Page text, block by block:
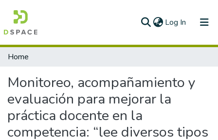
Log In (current)
Communities & Collections
Statistics
Home
Monitoreo, acompañamiento y
evaluación para mejorar la
práctica docente en la
competencia: “lee diversos tipos